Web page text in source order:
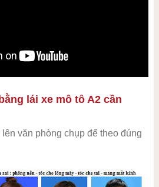
lái xe mô tô A2 cần
văn phòng chụp để theo đúng